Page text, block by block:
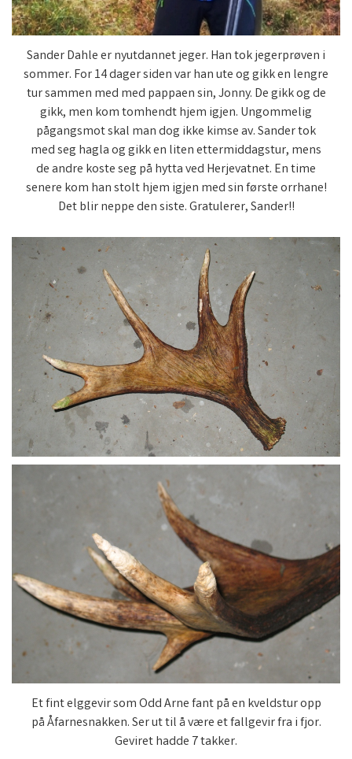
Sander Dahle er nyutdannet jeger. Han tok jegerprøven i
sommer. For 14 dager siden var han ute og gikk en lengre
tur sammen med med pappaen sin, Jonny. De gikk og de
gikk, men kom tomhendt hjem igjen. Ungommelig
pågangsmot skal man dog ikke kimse av. Sander tok
med seg hagla og gikk en liten ettermiddagstur, mens
de andre koste seg på hytta ved Herjevatnet. En time
senere kom han stolt hjem igjen med sin første orrhane!
Det blir neppe den siste. Gratulerer, Sander!!
Et fint elggevir som Odd Arne fant på en kveldstur opp
på Åfarnesnakken. Ser ut til å være et fallgevir fra i fjor.
Geviret hadde 7 takker.